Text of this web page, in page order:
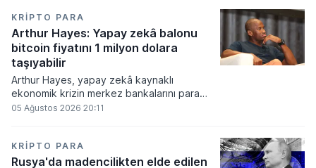
KRIPTO PARA
Arthur Hayes: Yapay zekâ balonu
bitcoin fiyatını 1 milyon dolara
taşıyabilir
Arthur Hayes, yapay zekâ kaynaklı
ekonomik krizin merkez bankalarını para
basmaya zorlayacağını ve bu durumun
kayıplarının tetikleyeceği kredi krizinin
küresel likidite artışına yol açacağını belirtti
05 Ağustos 2026 20:11
KRIPTO PARA
Rusya'da madencilikten elde edilen